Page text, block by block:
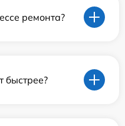
ремонта?
быстрее?